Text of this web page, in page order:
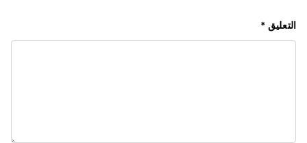
م
ق
التعليق *